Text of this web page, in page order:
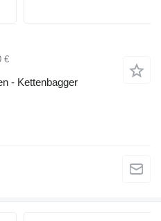
€
- Kettenbagger